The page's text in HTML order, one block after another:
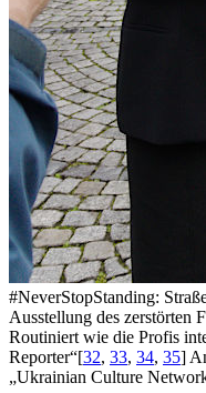
#NeverStopStanding:
Ausstellung des zerstörten
Routiniert wie die Profis
Reporter“[32, 33, 34, 35]
„Ukrainian Culture